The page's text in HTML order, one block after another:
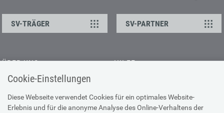
Cookie-Einstellungen
Diese Webseite verwendet Cookies für ein optimales Website-
Erlebnis und für die anonyme Analyse des Online-Verhaltens der
SV-TRÄGER SV-PARTNER
ÜBER UNS
Kontakt
Offene Stellen
Presse
HILFE
Browser-Info & Sicherheit
Hilfe zur Suche